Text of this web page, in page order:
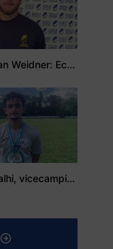
Stejarul Logan Weidner: Echipa a muncit mult, iar asta se va vedea în meciurile de la Nations Cup
Mohamed Salhi, vicecampion național juniori I: Rugby-ul te învață să accepți și înfrângerile